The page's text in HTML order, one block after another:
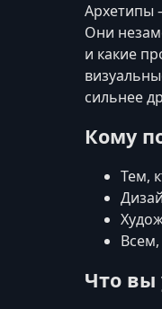
Архетипы
Они
и какие
сильнее
Кому
Тем,
Что вы